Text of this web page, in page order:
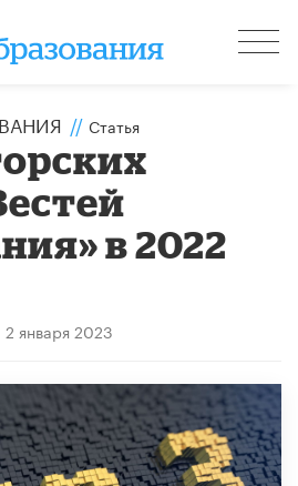
// Статья
в 2022
2 января 2023